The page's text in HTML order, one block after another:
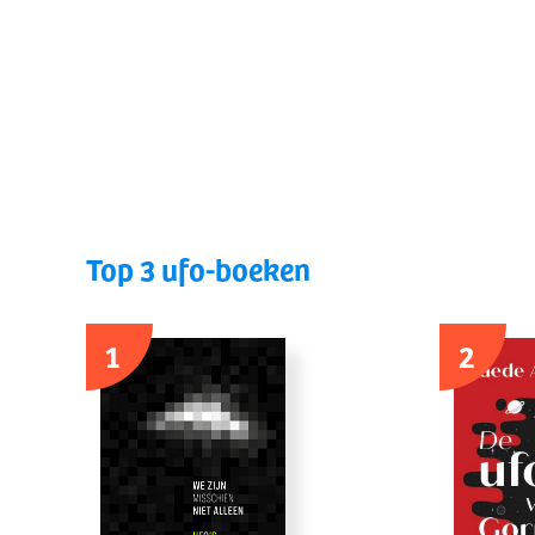
Top 3 ufo-boeken
1
2